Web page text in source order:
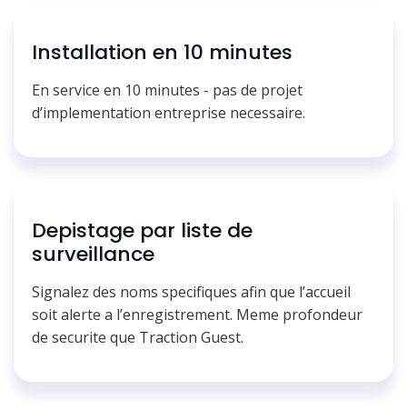
Installation en 10 minutes
En service en 10 minutes - pas de projet
d’implementation entreprise necessaire.
Depistage par liste de
surveillance
Signalez des noms specifiques afin que l’accueil
soit alerte a l’enregistrement. Meme profondeur
de securite que Traction Guest.